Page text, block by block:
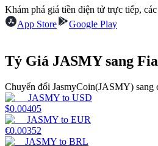
Chiến lược giao dịch
Học cách duy trì lợi nhuận
Khám phá giá tiền điện tử trực tiếp,
App Store
Google Play
Tỷ Giá JASMY sang
Chuyển đổi JasmyCoin(JASMY) sang
JASMY to USD
$0.00405
JASMY to EUR
€0.00352
JASMY to BRL